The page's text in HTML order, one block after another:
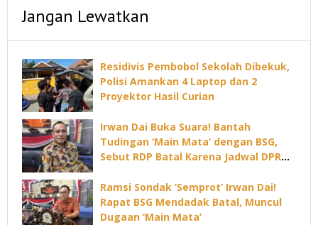
Jangan Lewatkan
Residivis Pembobol Sekolah Dibekuk,
Polisi Amankan 4 Laptop dan 2
Proyektor Hasil Curian
Irwan Dai Buka Suara! Bantah
Tudingan ‘Main Mata’ dengan BSG,
Sebut RDP Batal Karena Jadwal DPRD
Ramsi Sondak ‘Semprot’ Irwan Dai!
Rapat BSG Mendadak Batal, Muncul
Dugaan ‘Main Mata’